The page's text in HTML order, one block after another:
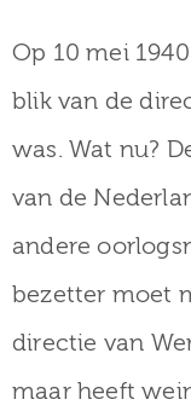
Op 10 mei
blik van de
was. Wat nu?
van de
andere
bezetter moet
directie van
maar heeft